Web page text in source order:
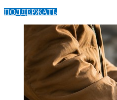
ПОДДЕРЖАТЬ